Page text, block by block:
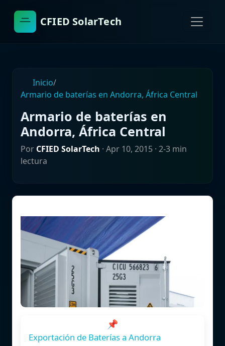
CFIED SolarTech
Inicio/
Armario de baterías en Andorra, África Central
Armario de baterías en
Andorra, África Central
Por CFIED SolarTech · Apr 10, 2015 · 2-3 min
lectura
📌
Exportación de Baterías a Andorra